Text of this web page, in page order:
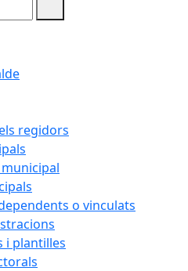
regidors
o vinculats
i plantilles